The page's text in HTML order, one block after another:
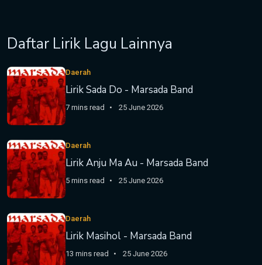
Daftar Lirik Lagu Lainnya
Daerah
Lirik Sada Do - Marsada Band
7 mins read 25 June 2026
Daerah
Lirik Anju Ma Au - Marsada Band
5 mins read 25 June 2026
Daerah
Lirik Masihol - Marsada Band
13 mins read 25 June 2026